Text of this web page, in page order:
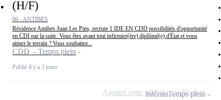
(H/F)
06 - ANTIBES
Résidence Antibes Juan Les Pins, recrute 1 IDE EN CDD possibilités d'opportunité
en CDI par la suite. Vous êtes avant tout infirmier(ère) diplômé(e) d'État et vous
aimez le terrain ? Vous souhaitez...
CDD - Temps plein
Publié il y a 3 jours
IntérimTemps plein
Ajouter cette offre à ma sélection